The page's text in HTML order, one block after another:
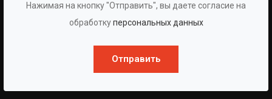
Нажимая на кнопку "Отправить", вы даете согласие на
обработкуперсональных данных
Отправить
Протоколы
Проекты
Техническая Информация